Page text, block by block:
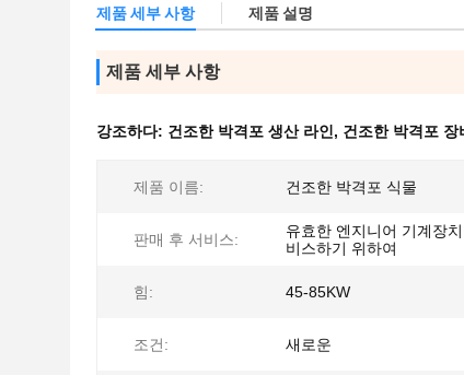
제품 세부 사항 제품 설명
제품 세부 사항
강조하다: 건조한 박격포 생산 라인 , 건조한 박격포 장
제품 이름: 건조한 박격포 식물
판매 후 서비스:
유효한 엔지니어 기계장
비스하기 위하여
힘: 45-85KW
조건: 새로운